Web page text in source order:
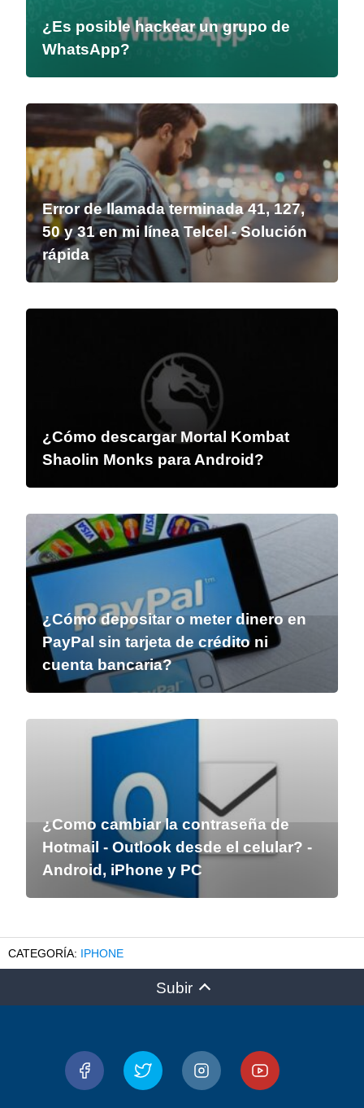
¿Es posible hackear un grupo de
WhatsApp?
Error de llamada terminada 41, 127,
50 y 31 en mi línea Telcel - Solución
rápida
¿Cómo descargar Mortal Kombat
Shaolin Monks para Android?
¿Cómo depositar o meter dinero en
PayPal sin tarjeta de crédito ni
cuenta bancaria?
¿Como cambiar la contraseña de
Hotmail - Outlook desde el celular? -
Android, iPhone y PC
IPHONE
Subir